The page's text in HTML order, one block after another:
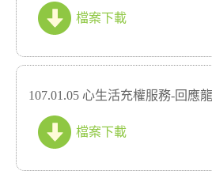
檔案下載
107.01.05 心生活充權服務-回應
檔案下載